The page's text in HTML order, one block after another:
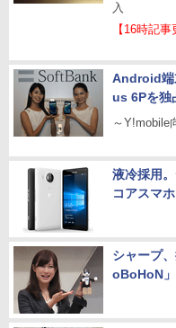
入
【16時記
Android端
us 6Pを独
～Y!mobile
液冷採用
コアスマ
シャープ
oBoHoN」